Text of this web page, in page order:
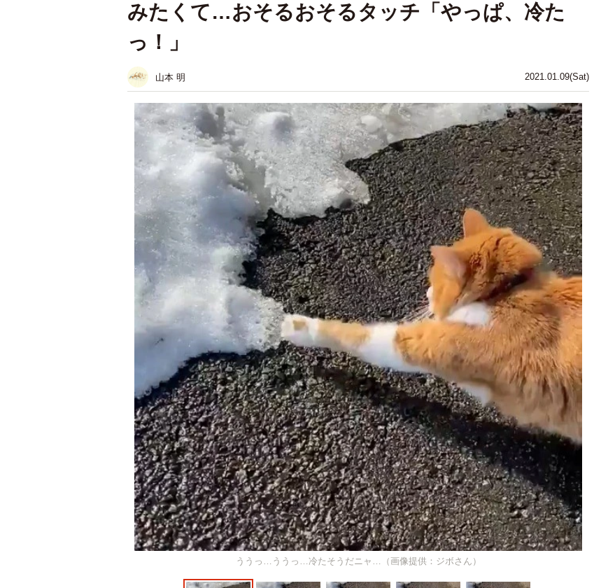
2021.01.09(Sat)
みたくて…おそるおそるタッチ「やっぱ、冷た
っ！」
山本 明
ううっ…ううっ…冷たそうだニャ…（画像提供：ジボさん）